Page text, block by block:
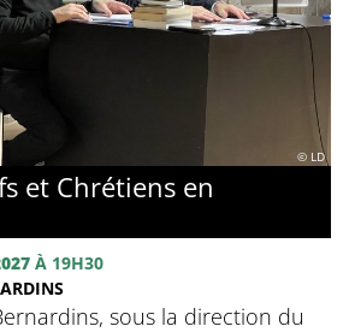
© LD
et Chrétiens en
À 19H30
sous la direction du